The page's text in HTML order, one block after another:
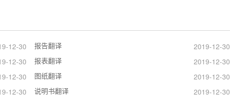
12-30 报告翻译
2019-12-30
12-30 报表翻译
2019-12-30
12-30 图纸翻译
2019-12-30
12-30 说明书翻译
2019-12-30